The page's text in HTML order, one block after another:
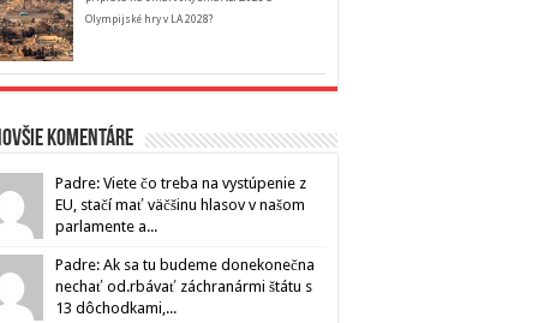
Olympijské hry v LA 2028?
komentáre
Padre: Viete čo treba na vystúpenie z
EU, stačí mať väčšinu hlasov v našom
parlamente a...
Padre: Ak sa tu budeme donekonečna
nechať od.rbávať záchranármi štátu s
13 dôchodkami,...